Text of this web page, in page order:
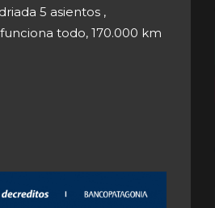
5 asientos ,
todo, 170.000 km